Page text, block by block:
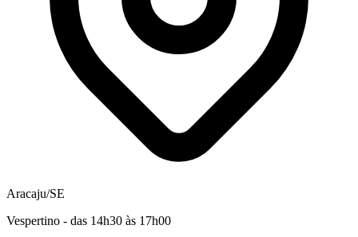
Aracaju/SE
Vespertino - das 14h30 às 17h00